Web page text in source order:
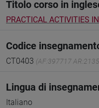
Titolo corso in
PRACTICAL ACTIVITIES
Codice
CT0403 (AF:397717
Lingua di
Italiano